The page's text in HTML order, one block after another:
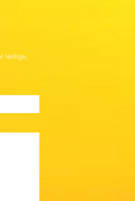
ledige,